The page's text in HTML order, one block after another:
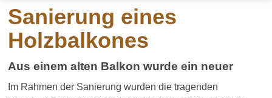
Sanierung eines
Holzbalkones
Aus einem alten Balkon wurde ein neuer
Im Rahmen der Sanierung wurden die tragenden